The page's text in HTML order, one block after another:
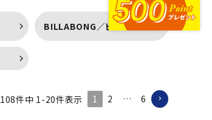
メンテナンサービス・交換用パーツ
アウトドア
BILLABONG／ビラボン
108件中 1 -20件表示 1 2 … 6